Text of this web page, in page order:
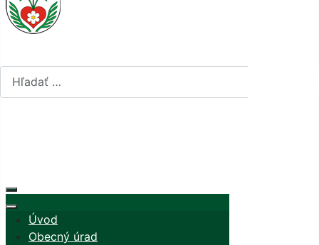
Úvod
Obecný úrad